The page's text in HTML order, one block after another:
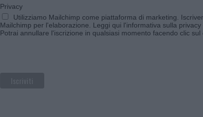
Privacy
Utilizziamo Mailchimp come piattaforma di marketing.
Mailchimp per l'elaborazione. Leggi qui l'informativa sulla privacy
Potrai annullare l'iscrizione in qualsiasi momento facendo clic